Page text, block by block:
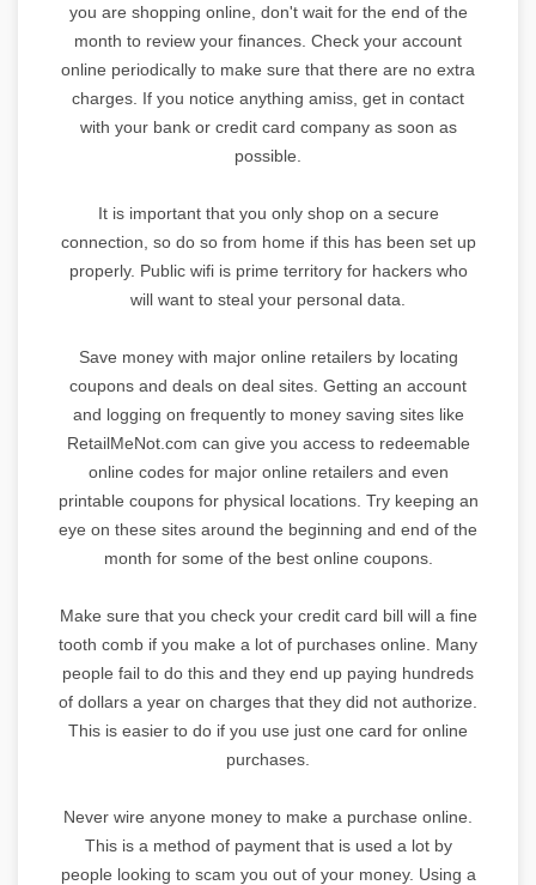
you are shopping online, don't wait for the end of the
month to review your finances. Check your account
online periodically to make sure that there are no extra
charges. If you notice anything amiss, get in contact
with your bank or credit card company as soon as
possible.
It is important that you only shop on a secure
connection, so do so from home if this has been set up
properly. Public wifi is prime territory for hackers who
will want to steal your personal data.
Save money with major online retailers by locating
coupons and deals on deal sites. Getting an account
and logging on frequently to money saving sites like
RetailMeNot.com can give you access to redeemable
online codes for major online retailers and even
printable coupons for physical locations. Try keeping an
eye on these sites around the beginning and end of the
month for some of the best online coupons.
Make sure that you check your credit card bill will a fine
tooth comb if you make a lot of purchases online. Many
people fail to do this and they end up paying hundreds
of dollars a year on charges that they did not authorize.
This is easier to do if you use just one card for online
purchases.
Never wire anyone money to make a purchase online.
This is a method of payment that is used a lot by
people looking to scam you out of your money. Using a